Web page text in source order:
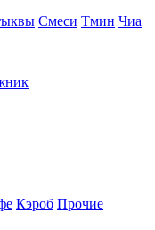
Смеси Тмин Чиа
Кэроб Прочие